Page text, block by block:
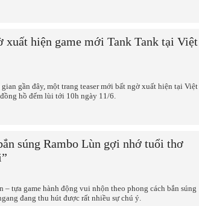
xuất hiện game mới Tank Tank tại Việt
gần đây, một trang teaser mới bất ngờ xuất hiện tại Việt
hồ đếm lùi tới 10h ngày 11/6.
súng Rambo Lùn gợi nhớ tuổi thơ
– tựa game hành động vui nhộn theo phong cách bắn súng
đang thu hút được rất nhiều sự chú ý.